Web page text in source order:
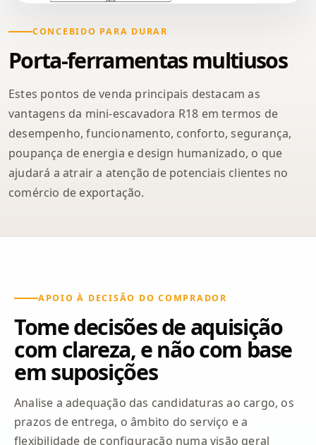
CONCEBIDO PARA DURAR
Porta-ferramentas multiusos
Estes pontos de venda principais destacam as
vantagens da mini-escavadora R18 em termos de
desempenho, funcionamento, conforto, segurança,
poupança de energia e design humanizado, o que
ajudará a atrair a atenção de potenciais clientes no
comércio de exportação.
APOIO À DECISÃO DO COMPRADOR
Tome decisões de aquisição
com clareza, e não com base
em suposições
Analise a adequação das candidaturas ao cargo, os
prazos de entrega, o âmbito do serviço e a
flexibilidade de configuração numa visão geral